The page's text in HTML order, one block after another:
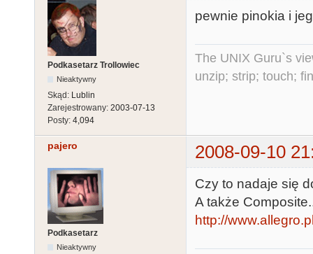
Podkasetarz Trollowiec
Nieaktywny
Skąd: Lublin
Zarejestrowany: 2003-07-13
Posty: 4,094
pewnie pinokia i
The UNIX Guru`s
unzip; strip; touch;
pajero 2008-09-10
Podkasetarz
Nieaktywny
Czy to nadaje się
A także
http://